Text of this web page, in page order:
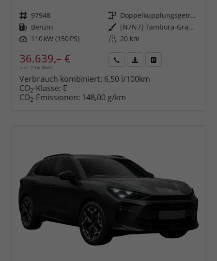
Fahrzeugnr. 97948 Getriebe
Doppelkupplungsgetriebe (DSG)
Kraftstoff Benzin Außenfarbe
[N7N7] Tambora-Grau Metallic
Leistung 110 kW (150 PS) Kilometerstand 20 km
36.639,– €
incl. 19% MwSt.
anfordern
Datei,
Verbrauch kombiniert: 6,50 l/100km
CO2-Klasse: E
CO2-Emissionen: 148,00 g/km